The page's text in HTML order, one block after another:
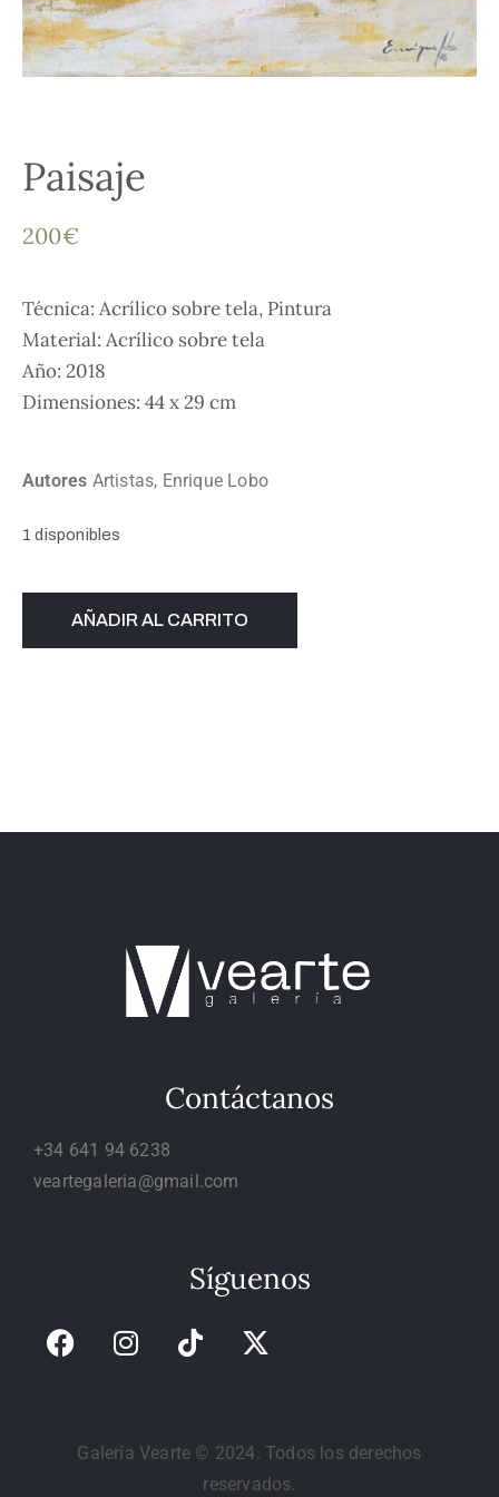
Paisaje
200€
Técnica: Acrílico sobre tela, Pintura
Material: Acrílico sobre tela
Año: 2018
Dimensiones: 44 x 29 cm
Autores Artistas, Enrique Lobo
1 disponibles
AÑADIR AL CARRITO
Contáctanos
+34 641 94 6238
veartegaleria@gmail.com
Síguenos
Galería Vearte © 2024. Todos los derechos
reservados.